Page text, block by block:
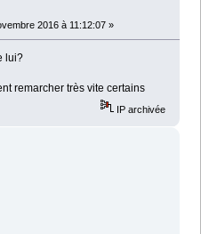
2016 à 11:12:07 »
lui?
remarcher très vite certains
IP archivée